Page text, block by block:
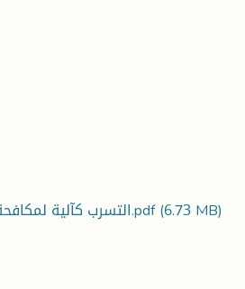
التسرب كآلية لمكافحة الظاهرة الإجرامية وارد.pdf(6.73 MB)